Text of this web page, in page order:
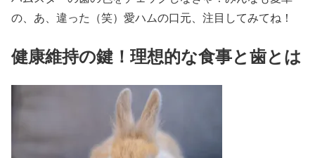
の、あ、違った（笑）愛ハムの口元、注目してみてね！
健康維持の鍵！理想的な食事と歯とは